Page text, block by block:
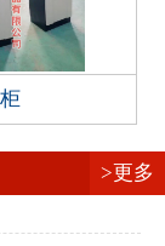
>更多